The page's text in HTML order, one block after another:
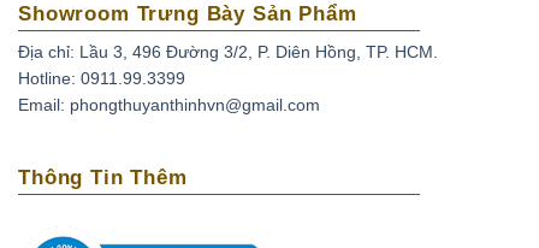
Showroom Trưng Bày Sản Phẩm
Địa chỉ: Lầu 3, 496 Đường 3/2, P. Diên Hồng, TP. HCM.
Hotline: 0911.99.3399
Email: phongthuyanthinhvn@gmail.com
Thông Tin Thêm